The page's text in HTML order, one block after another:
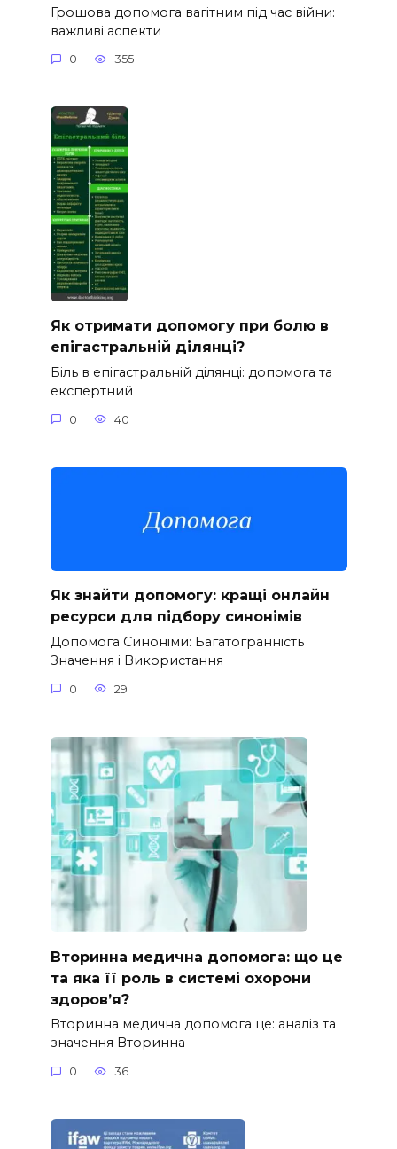
Грошова допомога вагітним під час війни:
важливі аспекти
0 355
Як отримати допомогу при болю в
епігастральній ділянці?
Біль в епігастральній ділянці: допомога та
експертний
0 40
Як знайти допомогу: кращі онлайн
ресурси для підбору синонімів
Допомога Синоніми: Багатогранність
Значення і Використання
0 29
Вторинна медична допомога: що це
та яка її роль в системі охорони
здоров’я?
Вторинна медична допомога це: аналіз та
значення Вторинна
0 36